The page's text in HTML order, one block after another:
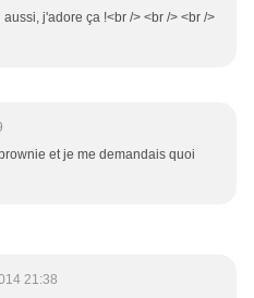
aussi, j'adore ça !<br /> <br /> <br />
et je me demandais quoi
21:38